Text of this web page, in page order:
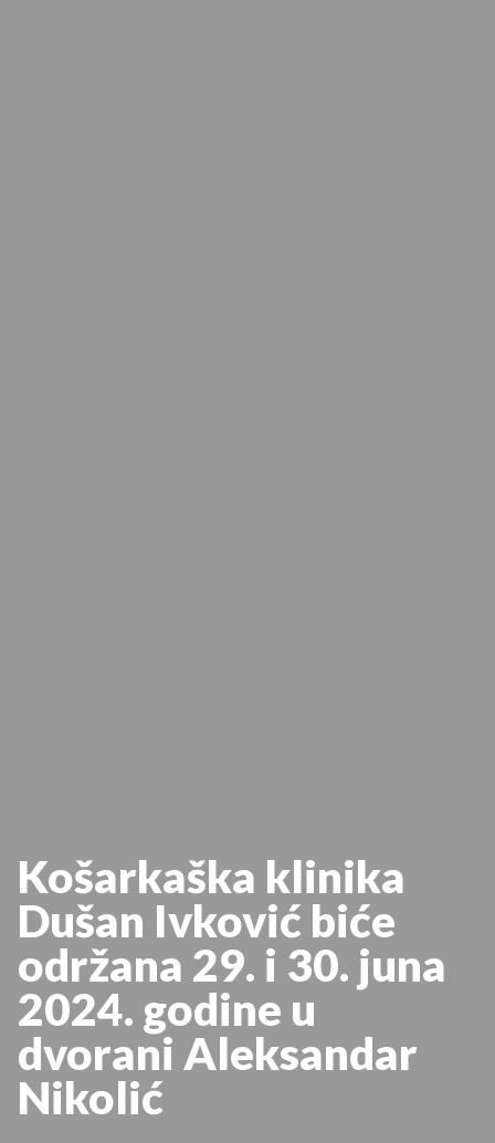
Košarkaška klinika
Dušan Ivković biće
održana 29. i 30. juna
2024. godine u
dvorani Aleksandar
Nikolić